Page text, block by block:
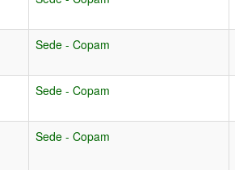
Sede - Copam
Sede - Copam
Sede - Copam